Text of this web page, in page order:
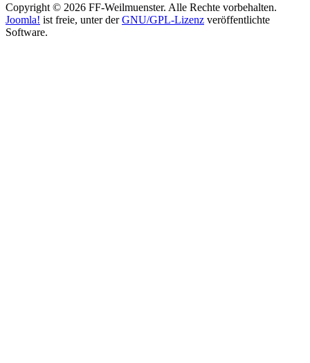
Copyright © 2026 FF-Weilmuenster. Alle Rechte vorbehalten.
Joomla! ist freie, unter derGNU/GPL-Lizenz veröffentlichte
Software.